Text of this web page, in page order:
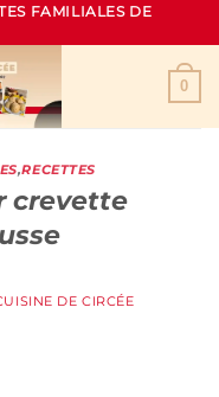
FAMILIALES DE
0
,RECETTES
crevette
DE CIRCÉE